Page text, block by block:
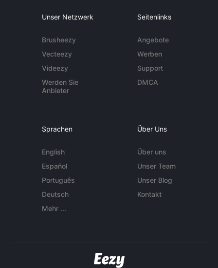
Unser Netzwerk
Brusheezy
Vecteezy
Videezy
Werden Sie
Anbieter
Seitenlinks
Angebote
Werben
Support
DMCA
Sprachen
English
Español
Português
Deutsch
Mehr ...
Über Uns
Über uns
Unser Team
Unser Blog
Kontakt